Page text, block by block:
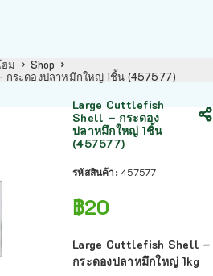
ฮม
Shop
กระดองปลาหมึกใหญ่ 1ชิ้น (457577)
Large Cuttlefish
Shell – กระดอง
ปลาหมึกใหญ่ 1ชิ้น
(457577)
รหัสสินค้า:457577
฿20
Large Cuttlefish Shell –
กระดองปลาหมึกใหญ่ 1kg